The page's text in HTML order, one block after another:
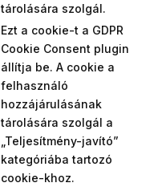
tárolására szolgál.
Ezt a cookie-t a GDPR
Cookie Consent plugin
állítja be. A cookie a
felhasználó
hozzájárulásának
tárolására szolgál a
„Teljesítmény-javító”
kategóriába tartozó
cookie-khoz.